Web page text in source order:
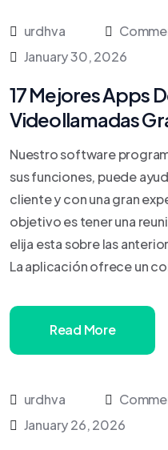
urdhva
January 30, 2026
17 Mejores Apps
Videollamadas
Nuestro software
sus funciones, puede
cliente y con una gran
objetivo es tener una
elija esta sobre las
La aplicación ofrece un
Read More
urdhva
January 26, 2026